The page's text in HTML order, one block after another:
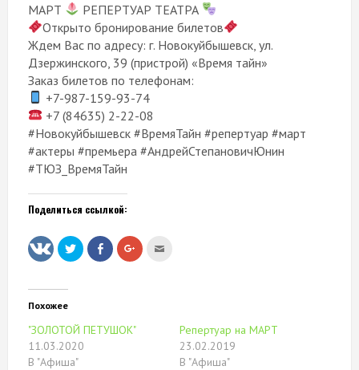
МАРТ
РЕПЕРТУАР ТЕАТРА
Открыто бронирование билетов
Ждем Вас по адресу: г. Новокуйбышевск, ул.
Дзержинского, 39 (пристрой) «Время тайн»
Заказ билетов по телефонам:
+7-987-159-93-74
+7 (84635) 2-22-08
#Новокуйбышевск #ВремяТайн #репертуар #март
#актеры #премьера #АндрейСтепановичЮнин
#ТЮЗ_ВремяТайн
Поделиться ссылкой:
Нажмите,
чтобы
поделиться
окне)
Нажмите
здесь,
чтобы
в
новом
Нажмите,
чтобы
окне)
Похожее
"ЗОЛОТОЙ ПЕТУШОК"
11.03.2020
В "Афиша"
Репертуар на МАРТ
23.02.2019
В "Афиша"